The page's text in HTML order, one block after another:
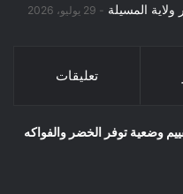
المسيلة 29 يوليو، 2026
تعليقات
وضعية توفر الخضر والفواكه